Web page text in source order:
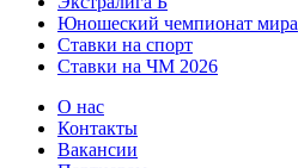
Юношеский чемпионат мира
Ставки на спорт
Ставки на ЧМ 2026
О нас
Контакты
Вакансии